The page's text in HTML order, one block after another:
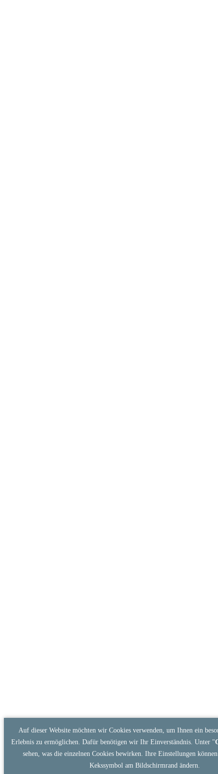
Auf dieser Website möchten wir Cookies verwenden, um Ihnen ein
Erlebnis zu ermöglichen. Dafür benötigen wir Ihr Einverständnis. Unter "
sehen, was die einzelnen Cookies bewirken. Ihre Einstellungen können
Kekssymbol am Bildschirmrand ändern.